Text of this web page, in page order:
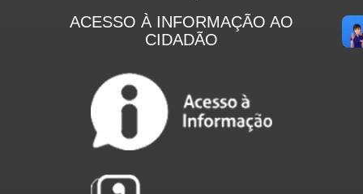
ACESSO À INFORMAÇÃO AO
CIDADÃO